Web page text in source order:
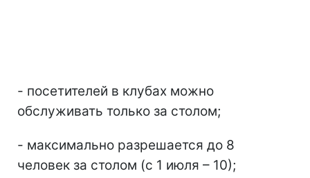
- посетителей в клубах можно
обслуживать только за столом;
- максимально разрешается до 8
человек за столом (с 1 июля – 10);